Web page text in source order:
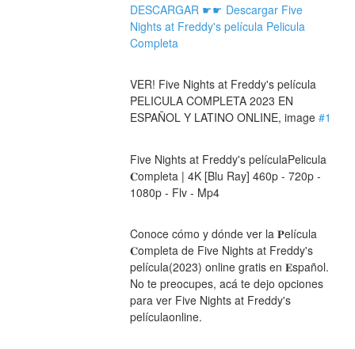
DESCARGAR ☛☛ Descargar Five
Nights at Freddy's película Pelicula
Completa
VER! Five Nights at Freddy's película
PELICULA COMPLETA 2023 EN
ESPAÑOL Y LATINO ONLINE, image #1
Five Nights at Freddy's películaPelicula
𝐂ompleta | 4K [Blu Ray] 460p - 720p -
1080p - Flv - Mp4
Conoce cómo y dónde ver la 𝐏elícula
𝐂ompleta de Five Nights at Freddy's
película(2023) online gratis en 𝐄spañol.
No te preocupes, acá te dejo opciones
para ver Five Nights at Freddy's
películaonline.